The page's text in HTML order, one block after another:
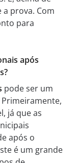
prova. Com
para
após
pode ser um
já que as
após o
é um grande